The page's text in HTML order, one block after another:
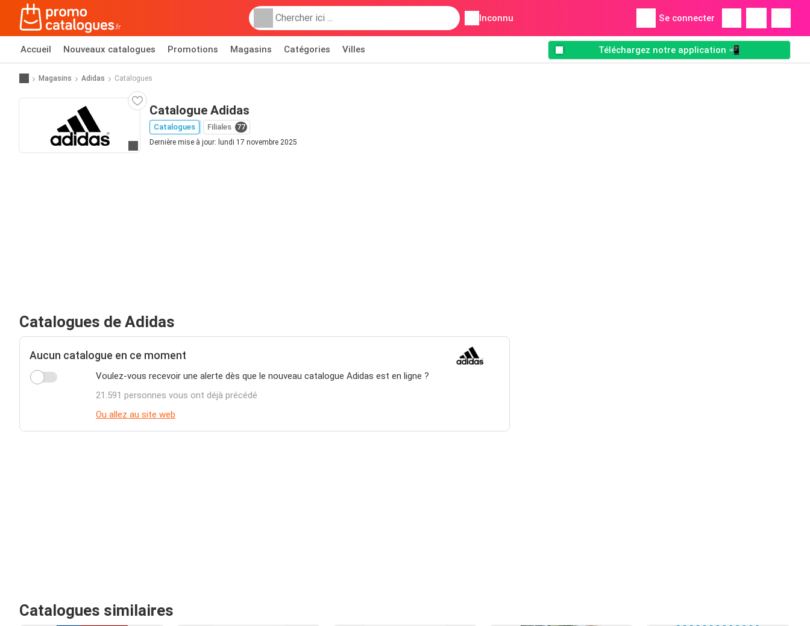
Inconnu Se connecter
Accueil Nouveaux catalogues Promotions Magasins Catégories Villes Téléchargez notre application 📲
Magasins Adidas Catalogues
Allez au site web
Catalogue Adidas
Catalogues Filiales 77
Dernière mise à jour: lundi 17 novembre 2025
Catalogues de Adidas
Aucun catalogue en ce moment
Voulez-vous recevoir une alerte dès que le nouveau catalogue Adidas est en ligne ?
21.591 personnes vous ont déjà précédé
Ou allez au site web
Catalogues similaires